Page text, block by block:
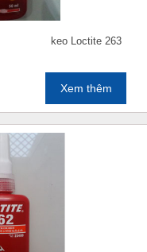
keo Loctite 263
Xem thêm